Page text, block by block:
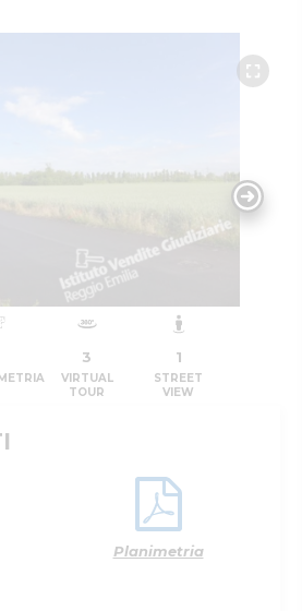
3
VIRTUAL
TOUR
1
STREET
VIEW
Planimetria